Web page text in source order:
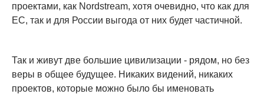
проектами, как Nordstream, хотя очевидно, что как для
ЕС, так и для России выгода от них будет частичной.
Так и живут две большие цивилизации - рядом, но без
веры в общее будущее. Никаких видений, никаких
проектов, которые можно было бы именовать